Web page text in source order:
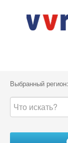
Выбранный регион: